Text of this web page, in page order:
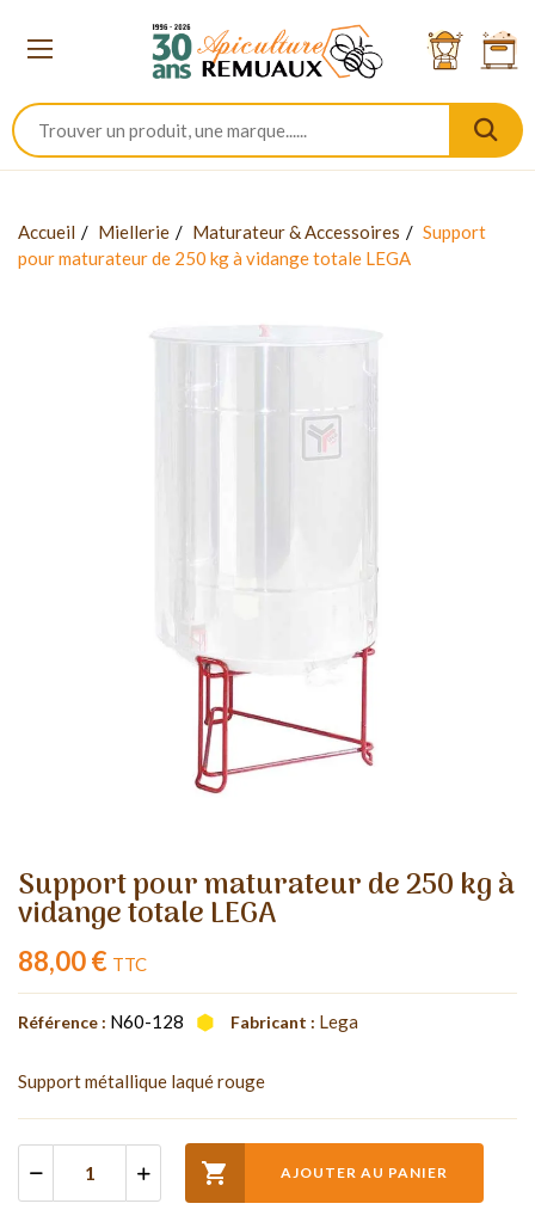
Accueil Miellerie Maturateur & Accessoires
Support
pour maturateur de 250 kg à vidange totale LEGA
Support pour maturateur de 250 kg à
vidange totale LEGA
88,00 € TTC
Référence : N60-128 Fabricant : Lega
Support métallique laqué rouge
 AJOUTER AU PANIER